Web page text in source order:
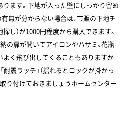
ます。下地が入った壁にしっかり留め
無が分からない場合は、市販の下地チ
探し）が1000円程度から購入できます。
の扉が開いてアイロンやハサミ、花瓶
く飛び出してくることもありますか
耐震ラッチ」（揺れるとロックが掛かっ
り付けておきましょうホームセンター